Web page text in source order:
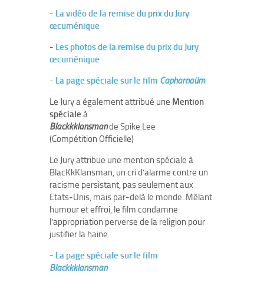
- La vidéo de la remise du prix du Jury
œcuménique
- Les photos de la remise du prix du Jury
œcuménique
- La page spéciale sur le film Capharnaüm
Le Jury a également attribué une Mention
spéciale à
Blackkklansmande Spike Lee
(Compétition Officielle)
Le Jury attribue une mention spéciale à
BlacKkKlansman, un cri d’alarme contre un
racisme persistant, pas seulement aux
Etats-Unis, mais par-delà le monde. Mêlant
humour et effroi, le film condamne
l’appropriation perverse de la religion pour
justifier la haine.
- La page spéciale sur le film
Blackkklansman